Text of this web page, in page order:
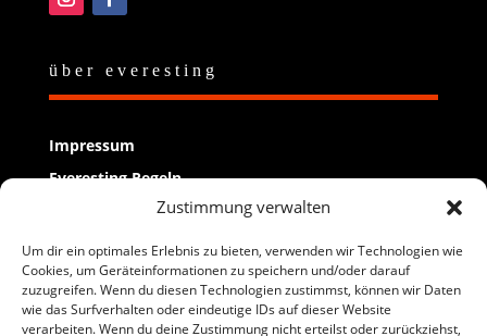
Zustimmung verwalten
Um dir ein optimales Erlebnis zu bieten, verwenden wir Technologien wie
Cookies, um Geräteinformationen zu speichern und/oder darauf
zuzugreifen. Wenn du diesen Technologien zustimmst, können wir Daten
wie das Surfverhalten oder eindeutige IDs auf dieser Website
verarbeiten. Wenn du deine Zustimmung nicht erteilst oder zurückziehst,
über everesting
Impressum
Everesting Regeln
Everesting finish melden
Kontakt
Newsletter